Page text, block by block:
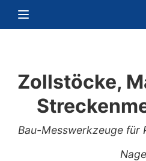
Navigation umschalten
Zollstöcke,
Bau-Messwerkzeuge für